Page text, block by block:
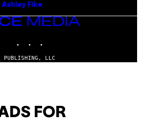
Ashley Fike
LLC
FOR